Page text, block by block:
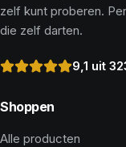
zelf kunt proberen.
die zelf darten.
9,1 uit
Shoppen
Alle producten